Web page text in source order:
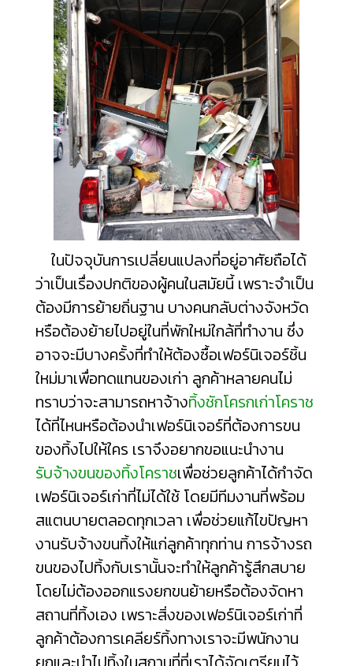
ในปัจจุบันการเปลี่ยนแปลงที่อยู่อาศัยถือได้
ว่าเป็นเรื่องปกติของผู้คนในสมัยนี้ เพราะจำเป็น
ต้องมีการย้ายถิ่นฐาน บางคนกลับต่างจังหวัด
หรือต้องย้ายไปอยู่ในที่พักใหม่ใกล้ที่ทำงาน ซึ่ง
อาจจะมีบางครั้งที่ทำให้ต้องซื้อเฟอร์นิเจอร์ชิ้น
ใหม่มาเพื่อทดแทนของเก่า ลูกค้าหลายคนไม่
ทราบว่าจะสามารถหาจ้างทิ้งชักโครกเก่าโคราช
ได้ที่ไหนหรือต้องนำเฟอร์นิเจอร์ที่ต้องการขน
ของทิ้งไปให้ใคร เราจึงอยากขอแนะนำงาน
รับจ้างขนของทิ้งโคราชเพื่อช่วยลูกค้าได้กำจัด
เฟอร์นิเจอร์เก่าที่ไม่ได้ใช้ โดยมีทีมงานที่พร้อม
สแตนบายตลอดทุกเวลา เพื่อช่วยแก้ไขปัญหา
งานรับจ้างขนทิ้งให้แก่ลูกค้าทุกท่าน การจ้างรถ
ขนของไปทิ้งกับเรานั้นจะทำให้ลูกค้ารู้สึกสบาย
โดยไม่ต้องออกแรงยกขนย้ายหรือต้องจัดหา
สถานที่ทิ้งเอง เพราะสิ่งของเฟอร์นิเจอร์เก่าที่
ลูกค้าต้องการเคลียร์ทิ้งทางเราจะมีพนักงาน